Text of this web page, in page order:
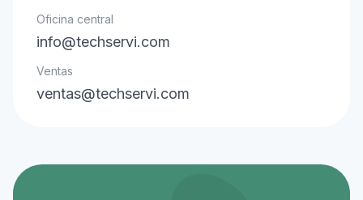
Oficina central
info@techservi.com
Ventas
ventas@techservi.com